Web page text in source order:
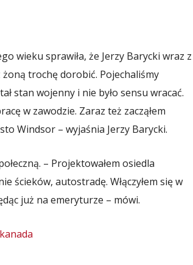
wieku sprawiła, że Jerzy Barycki wraz z
trochę dorobić. Pojechaliśmy
stan wojenny i nie było sensu wracać.
w zawodzie. Zaraz też zacząłem
Windsor – wyjaśnia Jerzy Barycki.
– Projektowałem osiedla
ścieków, autostradę. Włączyłem się w
już na emeryturze – mówi.